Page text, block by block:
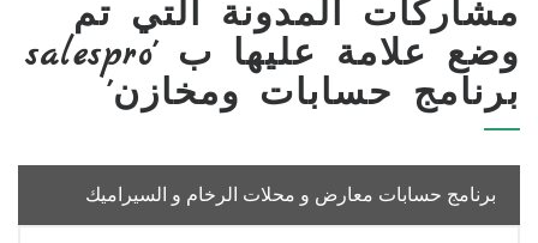
مشاركات المدونة التي تم
وضع علامة عليها ب 'salespro
برنامج حسابات ومخازن'
برنامج حسابات معارض و محلات الرخام و السيراميك